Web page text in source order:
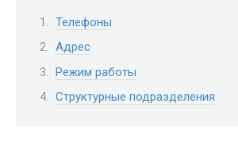
Телефоны
Адрес
Режим работы
Структурные подразделения